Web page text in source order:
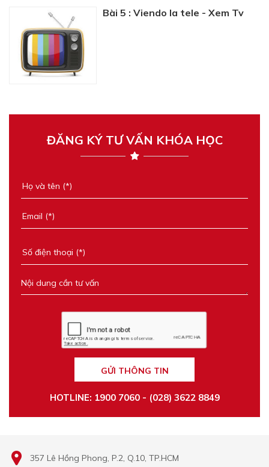
Bài 5 : Viendo la tele - Xem Tv
ĐĂNG KÝ TƯ VẤN KHÓA HỌC
GỬI THÔNG TIN
HOTLINE: 1900 7060 - (028) 3622 8849
357 Lê Hồng Phong, P.2, Q.10, TP.HCM